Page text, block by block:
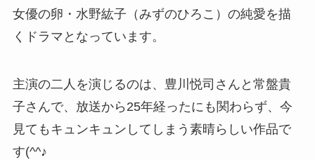
女優の卵・水野紘子（みずのひろこ）の純愛を描
くドラマとなっています。
主演の二人を演じるのは、豊川悦司さんと常盤貴
子さんで、放送から25年経ったにも関わらず、今
見てもキュンキュンしてしまう素晴らしい作品で
す(^^♪